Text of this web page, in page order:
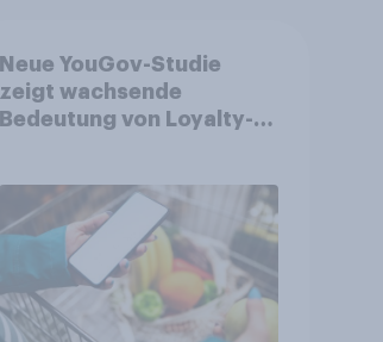
Neue YouGov-Studie
zeigt wachsende
Bedeutung von Loyalty-